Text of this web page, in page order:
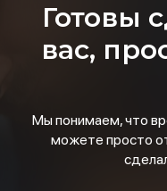
Готовы
вас,
Мы понимаем, что
можете просто